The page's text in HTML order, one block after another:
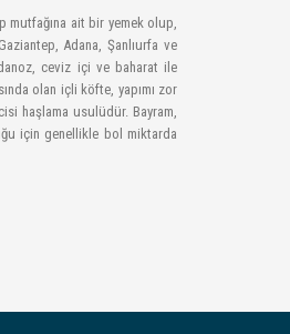
mutfağına ait bir yemek olup,
Adana, Şanlıurfa ve
ceviz içi ve baharat ile
olan içli köfte, yapımı zor
haşlama usulüdür. Bayram,
için genellikle bol miktarda